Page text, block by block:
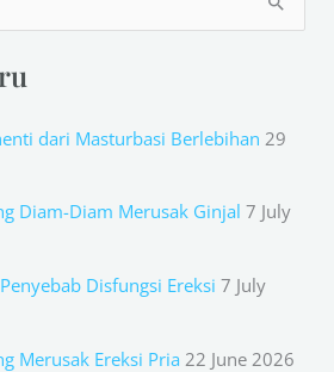
dari Masturbasi Berlebihan 29
Diam-Diam Merusak Ginjal 7 July
Disfungsi Ereksi 7 July
Merusak Ereksi Pria 22 June 2026